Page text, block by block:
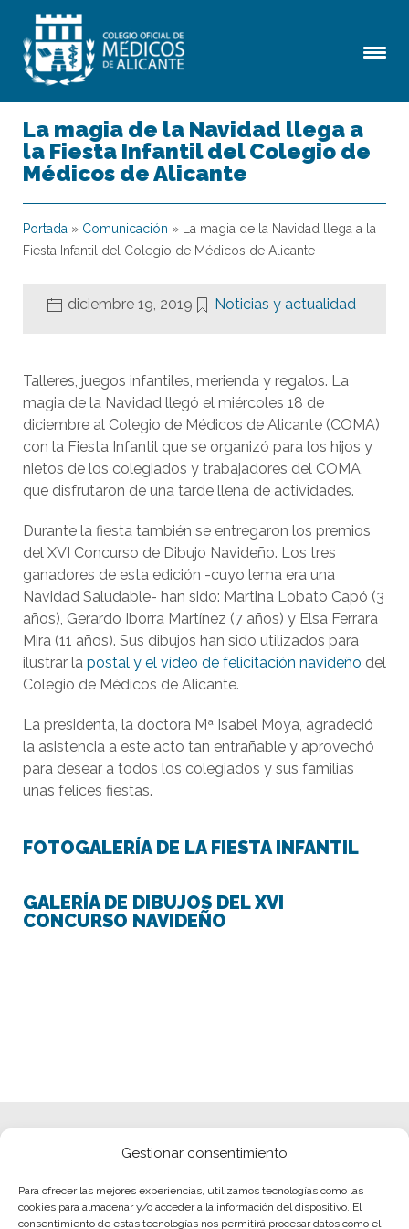
Gestionar consentimiento
Para ofrecer las mejores experiencias, utilizamos tecnologías como las
cookies para almacenar y/o acceder a la información del dispositivo. El
consentimiento de estas tecnologías nos permitirá procesar datos como el
La magia de la Navidad llega a
la Fiesta Infantil del Colegio de
Médicos de Alicante
Portada » Comunicación »
La magia de la Navidad llega a la
Fiesta Infantil del Colegio de Médicos de Alicante
diciembre 19, 2019 Noticias y actualidad
Talleres, juegos infantiles, merienda y regalos. La
magia de la Navidad llegó el miércoles 18 de
diciembre al Colegio de Médicos de Alicante (COMA)
con la Fiesta Infantil que se organizó para los hijos y
nietos de los colegiados y trabajadores del COMA,
que disfrutaron de una tarde llena de actividades.
Durante la fiesta también se entregaron los premios
del XVI Concurso de Dibujo Navideño. Los tres
ganadores de esta edición -cuyo lema era una
Navidad Saludable- han sido: Martina Lobato Capó (3
años), Gerardo Iborra Martínez (7 años) y Elsa Ferrara
Mira (11 años). Sus dibujos han sido utilizados para
ilustrar la postal y el vídeo de felicitación navideño del
Colegio de Médicos de Alicante.
La presidenta, la doctora Mª Isabel Moya, agradeció
la asistencia a este acto tan entrañable y aprovechó
para desear a todos los colegiados y sus familias
unas felices fiestas.
FOTOGALERÍA DE LA FIESTA INFANTIL
GALERÍA DE DIBUJOS DEL XVI
CONCURSO NAVIDEÑO